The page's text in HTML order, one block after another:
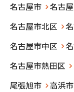
名古屋市 名古
名古屋市北区
名古屋市中区
名古屋市熱田区
尾張旭市
高浜市